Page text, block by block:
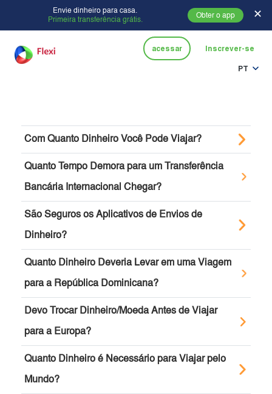
Envie dinheiro para casa.
Primeira transferência grátis.
Obter o app ✕
PT
acessar Inscrever-se
Com Quanto Dinheiro Você Pode Viajar?
Quanto Tempo Demora para um Transferência
Bancária Internacional Chegar?
São Seguros os Aplicativos de Envios de
Dinheiro?
Quanto Dinheiro Deveria Levar em uma Viagem
para a República Dominicana?
Devo Trocar Dinheiro/Moeda Antes de Viajar
para a Europa?
Quanto Dinheiro é Necessário para Viajar pelo
Mundo?